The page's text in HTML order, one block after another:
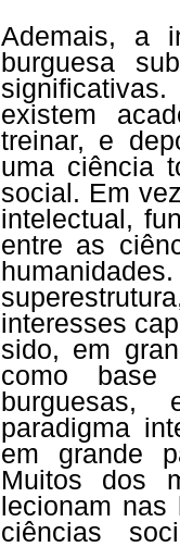
Ademais, a
burguesa
existem
treinar, e
uma ciência
social. Em
intelectual,
entre as
interesses
sido, em
como base
paradigma
em grande
Muitos dos
lecionam
ciências